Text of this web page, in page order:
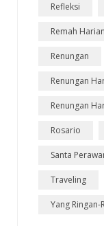
Refleksi
Remah Harian
Renungan
Renungan
Renungan
Rosario
Santa
Traveling
Yang Ringan-